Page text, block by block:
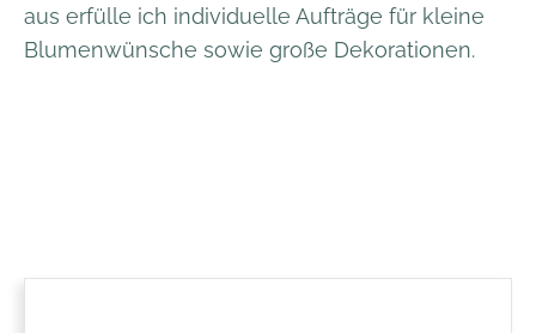
aus erfülle ich individuelle Aufträge für kleine
Blumenwünsche sowie große Dekorationen.